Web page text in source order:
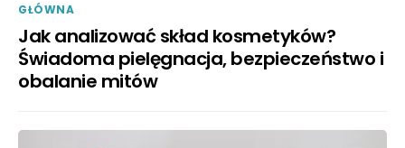
GŁÓWNA
Jak analizować skład kosmetyków?
Świadoma pielęgnacja, bezpieczeństwo i
obalanie mitów